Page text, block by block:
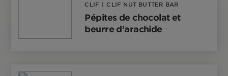
CLIF | CLIF NUT BUTTER BAR
Pépites de chocolat et
beurre d’arachide